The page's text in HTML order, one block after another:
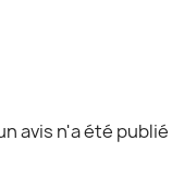
avis n'a été